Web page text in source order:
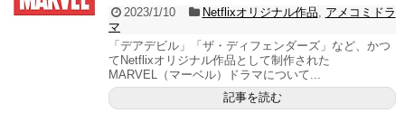
2023/1/10 Netflixオリジナル作品, アメコミドラ
マ
「デアデビル」「ザ・ディフェンダーズ」など、かつ
てNetflixオリジナル作品として制作された
MARVEL（マーベル）ドラマについて...
記事を読む